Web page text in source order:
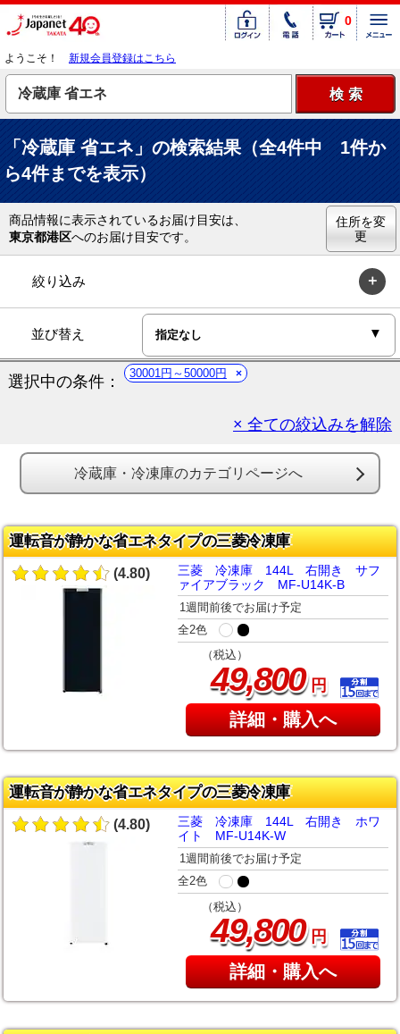
0
ようこそ！ 新規会員登録はこちら
「冷蔵庫 省エネ」の検索結果（全4件中 1件か
ら4件までを表示）
商品情報に表示されているお届け目安は、
東京都港区へのお届け目安です。
住所を変
更
絞り込み
並び替え
選択中の条件： 30001円～50000円
× 全ての絞込みを解除
冷蔵庫・冷凍庫のカテゴリページへ
運転音が静かな省エネタイプの三菱冷凍庫
(4.80)
三菱 冷凍庫 144L 右開き サフ
ァイアブラック MF-U14K-B
1週間前後でお届け予定
全2色
（税込）
49,800円
詳細・購入へ
運転音が静かな省エネタイプの三菱冷凍庫
(4.80)
三菱 冷凍庫 144L 右開き ホワ
イト MF-U14K-W
1週間前後でお届け予定
全2色
（税込）
49,800円
詳細・購入へ